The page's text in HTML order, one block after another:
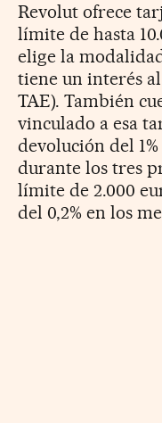
Revolut ofrece
límite de hasta
elige la
tiene un interés al
TAE). También
vinculado a esa
devolución del
durante los tres
límite de 2.000
del 0,2% en los